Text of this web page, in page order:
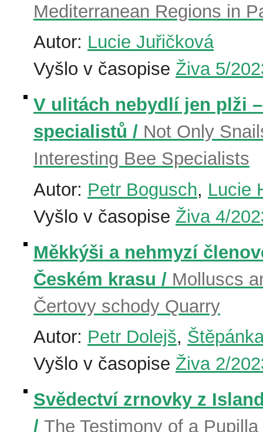
Mediterranean Regions in
Autor: Lucie Juřičková
Vyšlo v časopise Živa 5/
V ulitách nebydlí jen plži
specialistů / Not Only
Interesting Bee Specialists
Autor: Petr Bogusch, Lucie
Vyšlo v časopise Živa 4/
Měkkýši a nehmyzí
Českém krasu / Molluscs
Čertovy schody Quarry
Autor: Petr Dolejš,
Vyšlo v časopise Živa 2/
Svědectví zrnovky z
/ The Testimony of a